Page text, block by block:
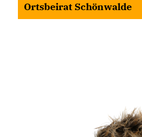
Ortsbeirat Schönwalde